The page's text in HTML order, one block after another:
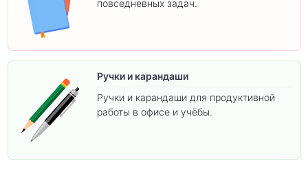
повседневных задач.
Ручки и карандаши
Ручки и карандаши для продуктивной
работы в офисе и учёбы.